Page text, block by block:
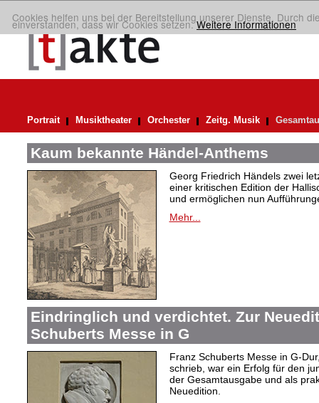
Cookies helfen uns bei der Bereitstellung unserer Dienste. Durch
einverstanden, dass wir Cookies setzen.Weitere Informationen
Portrait Musiktheater Orchester Zeitg. Musik
Kaum bekannte Händel-Anthems
Georg Friedrich Händels zwei
einer kritischen Edition der
und ermöglichen nun
Mehr...
Eindringlich und verdichtet. Zur
Schuberts Messe in G
Franz Schuberts Messe in G-
schrieb, war ein Erfolg für den
der Gesamtausgabe und als
Neuedition.